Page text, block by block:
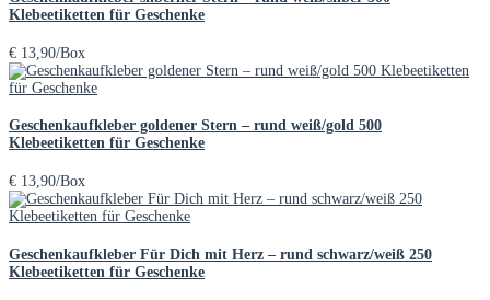
Klebeetiketten für Geschenke
€ 13,90/Box
Geschenkaufkleber goldener Stern – rund weiß/gold 500
Klebeetiketten für Geschenke
€ 13,90/Box
Geschenkaufkleber Für Dich mit Herz – rund schwarz/weiß 250
Klebeetiketten für Geschenke